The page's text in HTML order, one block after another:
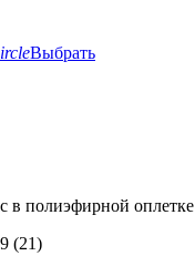
Выбрать
в полиэфирной оплетке
(21)